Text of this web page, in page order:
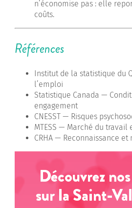
n’économise pas : elle
coûts.
Références
Institut de la statistique du
l’emploi
Statistique Canada —
engagement
CNESST — Risques
MTESS — Marché du travail
CRHA — Reconnaissance
Découvrez
sur la Saint-